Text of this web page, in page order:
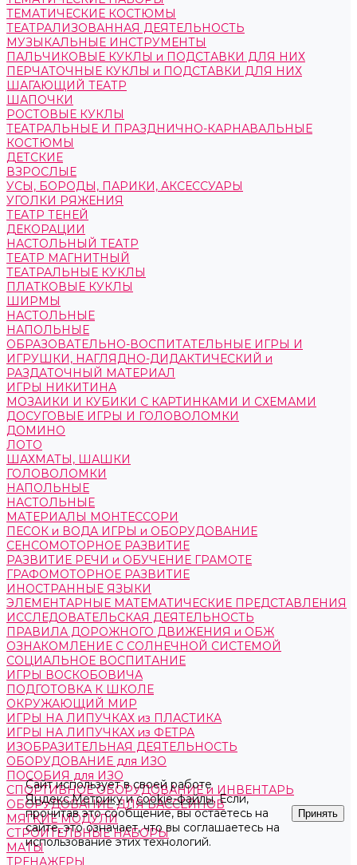
ТЕМАТИЧЕСКИЕ КОСТЮМЫ
ТЕАТРАЛИЗОВАННАЯ ДЕЯТЕЛЬНОСТЬ
МУЗЫКАЛЬНЫЕ ИНСТРУМЕНТЫ
ПАЛЬЧИКОВЫЕ КУКЛЫ и ПОДСТАВКИ ДЛЯ НИХ
ПЕРЧАТОЧНЫЕ КУКЛЫ и ПОДСТАВКИ ДЛЯ НИХ
ШАГАЮЩИЙ ТЕАТР
ШАПОЧКИ
РОСТОВЫЕ КУКЛЫ
ТЕАТРАЛЬНЫЕ И ПРАЗДНИЧНО-КАРНАВАЛЬНЫЕ
КОСТЮМЫ
ДЕТСКИЕ
ВЗРОСЛЫЕ
УСЫ, БОРОДЫ, ПАРИКИ, АКСЕССУАРЫ
УГОЛКИ РЯЖЕНИЯ
ТЕАТР ТЕНЕЙ
ДЕКОРАЦИИ
НАСТОЛЬНЫЙ ТЕАТР
ТЕАТР МАГНИТНЫЙ
ТЕАТРАЛЬНЫЕ КУКЛЫ
ПЛАТКОВЫЕ КУКЛЫ
ШИРМЫ
НАСТОЛЬНЫЕ
НАПОЛЬНЫЕ
ОБРАЗОВАТЕЛЬНО-ВОСПИТАТЕЛЬНЫЕ ИГРЫ И
ИГРУШКИ, НАГЛЯДНО-ДИДАКТИЧЕСКИЙ и
РАЗДАТОЧНЫЙ МАТЕРИАЛ
ИГРЫ НИКИТИНА
МОЗАИКИ И КУБИКИ С КАРТИНКАМИ И СХЕМАМИ
ДОСУГОВЫЕ ИГРЫ И ГОЛОВОЛОМКИ
ДОМИНО
ЛОТО
ШАХМАТЫ, ШАШКИ
ГОЛОВОЛОМКИ
НАПОЛЬНЫЕ
НАСТОЛЬНЫЕ
МАТЕРИАЛЫ МОНТЕССОРИ
ПЕСОК и ВОДА ИГРЫ и ОБОРУДОВАНИЕ
СЕНСОМОТОРНОЕ РАЗВИТИЕ
РАЗВИТИЕ РЕЧИ и ОБУЧЕНИЕ ГРАМОТЕ
ГРАФОМОТОРНОЕ РАЗВИТИЕ
ИНОСТРАННЫЕ ЯЗЫКИ
ЭЛЕМЕНТАРНЫЕ МАТЕМАТИЧЕСКИЕ ПРЕДСТАВЛЕНИЯ
ИССЛЕДОВАТЕЛЬСКАЯ ДЕЯТЕЛЬНОСТЬ
ПРАВИЛА ДОРОЖНОГО ДВИЖЕНИЯ и ОБЖ
ОЗНАКОМЛЕНИЕ С СОЛНЕЧНОЙ СИСТЕМОЙ
СОЦИАЛЬНОЕ ВОСПИТАНИЕ
ИГРЫ ВОСКОБОВИЧА
ПОДГОТОВКА К ШКОЛЕ
ОКРУЖАЮЩИЙ МИР
ИГРЫ НА ЛИПУЧКАХ из ПЛАСТИКА
ИГРЫ НА ЛИПУЧКАХ из ФЕТРА
ИЗОБРАЗИТЕЛЬНАЯ ДЕЯТЕЛЬНОСТЬ
ОБОРУДОВАНИЕ для ИЗО
ПОСОБИЯ для ИЗО
СПОРТИВНОЕ ОБОРУДОВАНИЕ и ИНВЕНТАРЬ
ОБОРУДОВАНИЕ ДЛЯ БАССЕЙНОВ
МЯГКИЕ МОДУЛИ
СТРОИТЕЛЬНЫЕ НАБОРЫ
МАТЫ
ТРЕНАЖЕРЫ
Сайт использует в своей работе
Яндекс.Метрикуиcookie-файлы. Если,
прочитав это сообщение, вы остаетесь на
сайте, это означает, что вы соглашаетесь на
использование этих технологий.
Принять